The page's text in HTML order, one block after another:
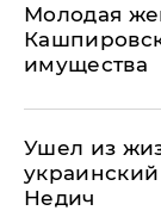
Молодая
имущества
Ушел из
Недич